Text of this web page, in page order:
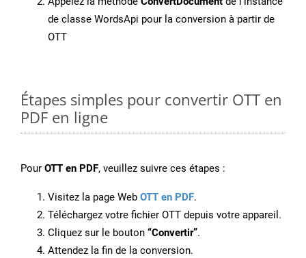
de classe WordsApi pour la conversion à partir de
OTT
Étapes simples pour convertir OTT en
PDF en ligne
Pour OTT en PDF, veuillez suivre ces étapes :
Visitez la page Web OTT en PDF.
Téléchargez votre fichier OTT depuis votre appareil.
Cliquez sur le bouton “Convertir”.
Attendez la fin de la conversion.